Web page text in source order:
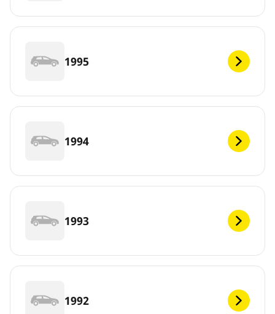
1995
1994
1993
1992